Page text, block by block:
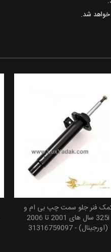
خواهد شد.
افزودن به سبد خرید
فنر جلو سمت چپ بی ام و
325i سال های 2001 تا 2006
(اورجینال) - 31316759097